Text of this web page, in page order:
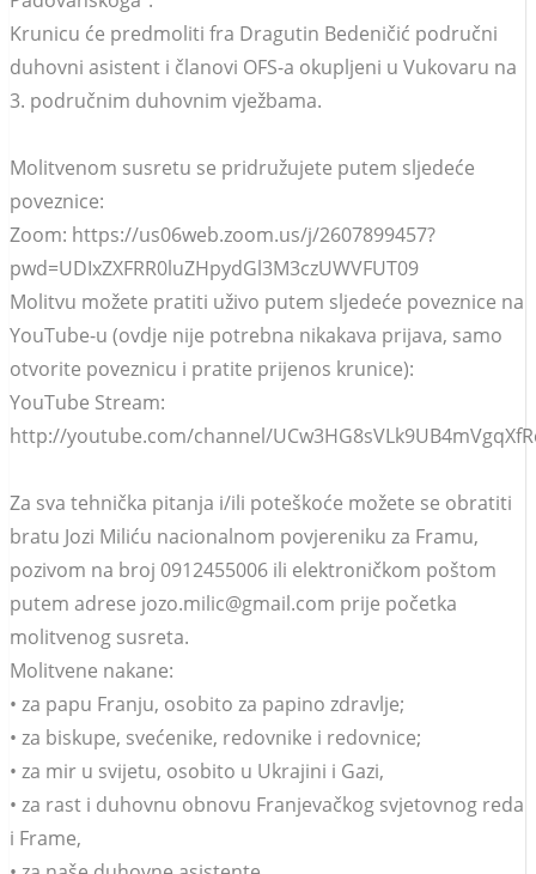
Krunicu će predmoliti fra Dragutin Bedeničić područni
duhovni asistent i članovi OFS-a okupljeni u Vukovaru na
3. područnim duhovnim vježbama.
Molitvenom susretu se pridružujete putem sljedeće
poveznice:
Zoom: https://us06web.zoom.us/j/2607899457?
pwd=UDIxZXFRR0luZHpydGl3M3czUWVFUT09
Molitvu možete pratiti uživo putem sljedeće poveznice na
YouTube-u (ovdje nije potrebna nikakava prijava, samo
otvorite poveznicu i pratite prijenos krunice):
YouTube Stream:
http://youtube.com/channel/
Za sva tehnička pitanja i/ili poteškoće možete se obratiti
bratu Jozi Miliću nacionalnom povjereniku za Framu,
pozivom na broj 0912455006 ili elektroničkom poštom
putem adrese jozo.milic@gmail.com prije početka
molitvenog susreta.
Molitvene nakane:
• za papu Franju, osobito za papino zdravlje;
• za biskupe, svećenike, redovnike i redovnice;
• za mir u svijetu, osobito u Ukrajini i Gazi,
• za rast i duhovnu obnovu Franjevačkog svjetovnog reda
i Frame,